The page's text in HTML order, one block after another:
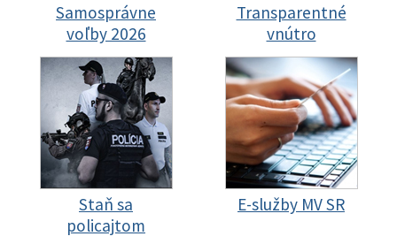
Samosprávne
voľby 2026
Transparentné
vnútro
Staň sa
policajtom
E-služby MV SR